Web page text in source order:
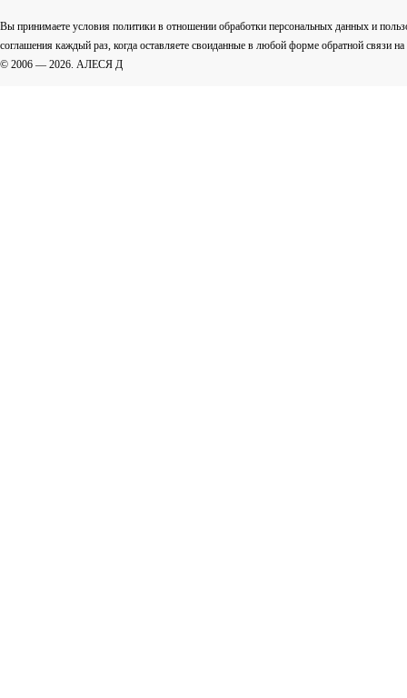
Вы принимаете условия политики в отношении обработки персональных данных и
соглашения каждый раз, когда оставляете своиданные в любой форме обратной связи
© 2006 — 2026. АЛЕСЯ Д